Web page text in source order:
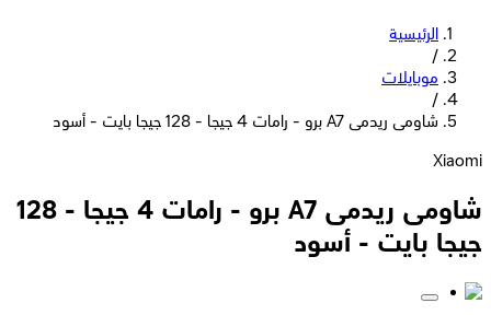
الرئيسية
/
موبايلات
/
شاومى ريدمى A7 برو - رامات 4 جيجا - 128 جيجا بايت - أسود
Xiaomi
شاومى ريدمى A7 برو - رامات 4 جيجا - 128
جيجا بايت - أسود